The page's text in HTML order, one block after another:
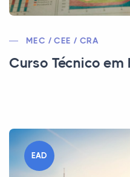
MEC / CEE / CRA
Curso Técnico em
EAD